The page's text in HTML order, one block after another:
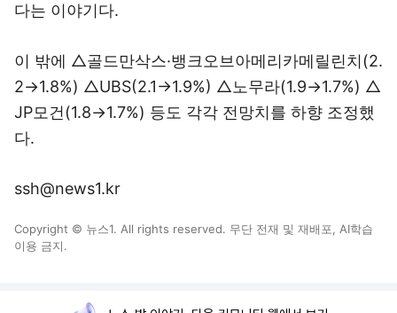
다는 이야기다.
이 밖에 △골드만삭스·뱅크오브아메리카메릴린치(2.
2→1.8%) △UBS(2.1→1.9%) △노무라(1.9→1.7%) △
JP모건(1.8→1.7%) 등도 각각 전망치를 하향 조정했
다.
ssh@news1.kr
Copyright © 뉴스1. All rights reserved. 무단 전재 및 재배포, AI학습
이용 금지.